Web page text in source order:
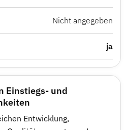
Nicht angegeben
ja
Einstiegs- und
Entwicklung,